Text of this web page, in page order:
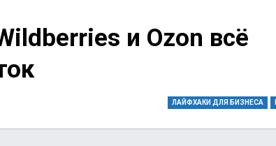
и Ozon всё
ЛАЙФХАКИ ДЛЯ БИЗНЕСА